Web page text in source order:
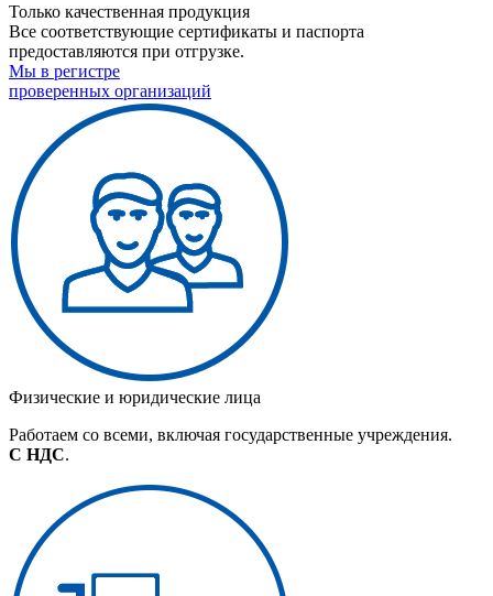
Только качественная продукция
Все соответствующие сертификаты и паспорта
предоставляются при отгрузке.
Мы в регистре
проверенных организаций
Физические и юридические лица
Работаем со всеми, включая государственные учреждения.
С НДС.